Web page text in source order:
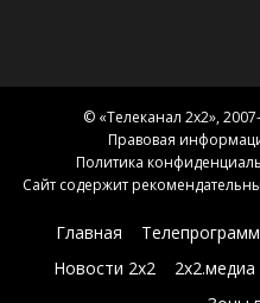
© «Телеканал 2x2»,
Правовая
Политика
Сайт содержит
Главная
Новости 2х2
2х2.медиа